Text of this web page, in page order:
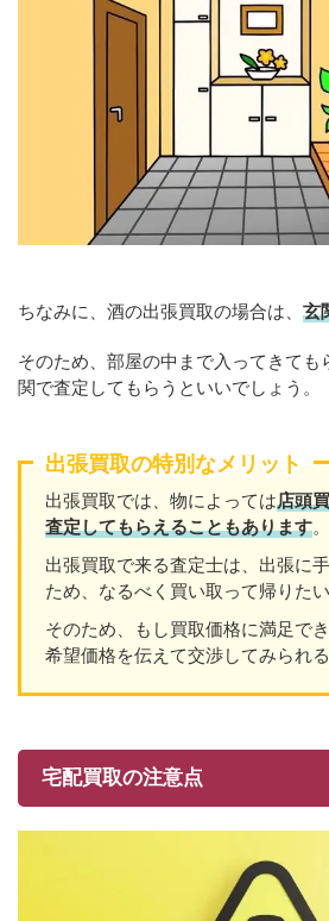
ちなみに、酒の出張買取の場合は、 玄
そのため、部屋の中まで入ってきても
関で査定してもらうといいでしょう。
出張買取の特別なメリット
出張買取では、物によっては店頭
査定してもらえることもあります。
出張買取で来る査定士は、出張に
ため、なるべく買い取って帰りた
そのため、もし買取価格に満足で
希望価格を伝えて交渉してみられ
宅配買取の注意点